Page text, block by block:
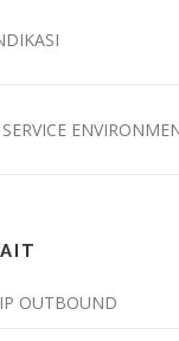
OUTBOUND